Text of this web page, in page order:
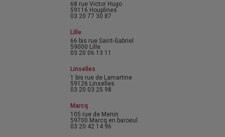
68 rue Victor Hugo
59116 Houplines
03 20 77 30 87
Lille
66 bis rue Saint-Gabriel
59000 Lille
03 20 06 13 11
Linselles
1 bis rue de Lamartine
59126 Linselles
03 20 03 25 98
Marcq
105 rue de Menin
59700 Marcq en baroeul
03 20 42 14 96